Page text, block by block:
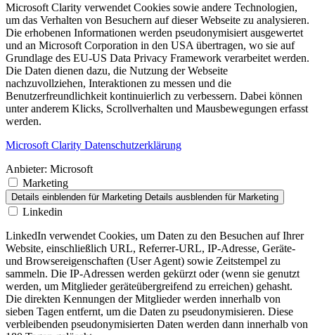
Microsoft Clarity verwendet Cookies sowie andere Technologien,
um das Verhalten von Besuchern auf dieser Webseite zu analysieren.
Die erhobenen Informationen werden pseudonymisiert ausgewertet
und an Microsoft Corporation in den USA übertragen, wo sie auf
Grundlage des EU-US Data Privacy Framework verarbeitet werden.
Die Daten dienen dazu, die Nutzung der Webseite
nachzuvollziehen, Interaktionen zu messen und die
Benutzerfreundlichkeit kontinuierlich zu verbessern. Dabei können
unter anderem Klicks, Scrollverhalten und Mausbewegungen erfasst
werden.
Microsoft Clarity Datenschutzerklärung
Anbieter: Microsoft
Marketing
Details einblenden für Marketing Details ausblenden für Marketing
Linkedin
LinkedIn verwendet Cookies, um Daten zu den Besuchen auf Ihrer
Website, einschließlich URL, Referrer-URL, IP-Adresse, Geräte-
und Browsereigenschaften (User Agent) sowie Zeitstempel zu
sammeln. Die IP-Adressen werden gekürzt oder (wenn sie genutzt
werden, um Mitglieder geräteübergreifend zu erreichen) gehasht.
Die direkten Kennungen der Mitglieder werden innerhalb von
sieben Tagen entfernt, um die Daten zu pseudonymisieren. Diese
verbleibenden pseudonymisierten Daten werden dann innerhalb von